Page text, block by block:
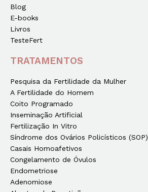
Blog
E-books
Livros
TesteFert
TRATAMENTOS
Pesquisa da Fertilidade da Mulher
A Fertilidade do Homem
Coito Programado
Inseminação Artificial
Fertilização In Vitro
Síndrome dos Ovários Policísticos (SOP)
Casais Homoafetivos
Congelamento de Óvulos
Endometriose
Adenomiose